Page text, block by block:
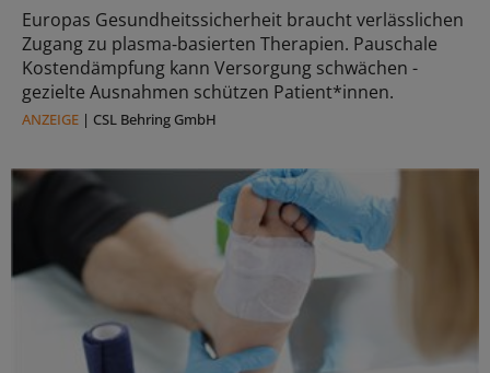
Europas Gesundheitssicherheit braucht verlässlichen
Zugang zu plasma‑basierten Therapien. Pauschale
Kostendämpfung kann Versorgung schwächen -
gezielte Ausnahmen schützen Patient*innen.
ANZEIGE | CSL Behring GmbH